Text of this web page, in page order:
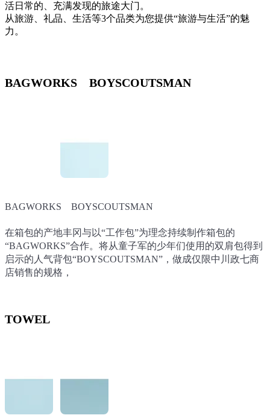
活日常的、充满发现的旅途大门。
从旅游、礼品、生活等3个品类为您提供“旅游与生活”的魅
力。
BAGWORKS BOYSCOUTSMAN
BAGWORKS BOYSCOUTSMAN
在箱包的产地丰冈与以“工作包”为理念持续制作箱包的
“BAGWORKS”合作。将从童子军的少年们使用的双肩包得到
启示的人气背包“BOYSCOUTSMAN”，做成仅限中川政七商
店销售的规格，
BAGWORKS BOYSCOUTSMAN
在箱包的产地丰冈与以“工作包”为理念持续制作箱包的
“BAGWORKS”合作。将从童子军的少年们使用的双肩包得到
启示的人气背包“BOYSCOUTSMAN”，做成仅限中川政七商
店销售的规格，
TOWEL